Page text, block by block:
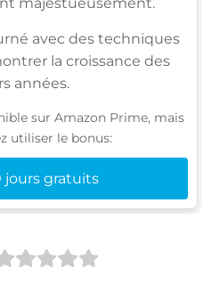
avec des techniques
la croissance des
années.
sur Amazon Prime, mais
utiliser le bonus:
jours gratuits